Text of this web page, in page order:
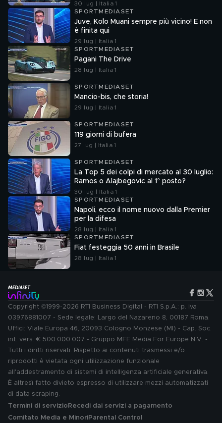
30 lug | Italia 1
SPORTMEDIASET
Juve, Kolo Muani sempre più vicino! E non
è finita qui
29 lug | Italia 1
SPORTMEDIASET
Pagani The Drive
28 lug | Italia 1
SPORTMEDIASET
Mancio-bis, che storia!
29 lug | Italia 1
SPORTMEDIASET
119 giorni di bufera
27 lug | Italia 1
SPORTMEDIASET
La Top 5 dei colpi di mercato al 30 luglio:
Ramos o Alajbegovic al 1° posto?
30 lug | Italia 1
SPORTMEDIASET
Napoli, ecco il nome nuovo dalla Premier
per la difesa
28 lug | Italia 1
SPORTMEDIASET
Fiat festeggia 50 anni in Brasile
28 lug | Italia 1
Copyright ©1999-2026 RTI Business Digital - RTI S.p.A.: p. iva
03976881007 - Sede legale: Largo del Nazareno 8, 00187 Roma.
Uffici: Viale Europa 46, 20093 Cologno Monzese (MI) - Cap. Soc.
int. vers. € 500.000.007 - Gruppo MFE Media For Europe N.V. -
Tutti i diritti riservati. Rispetto ai contenuti trasmessi e/o
riprodotti è vietata ogni utilizzazione funzionale
all'addestramento di sistemi di intelligenza artificiale generativa.
È altresì fatto divieto espresso di utilizzare mezzi automatizzati
di data scraping.
Termini di servizio Recedi dai servizi a pagamento
Comitato Media e MinoriParental Control